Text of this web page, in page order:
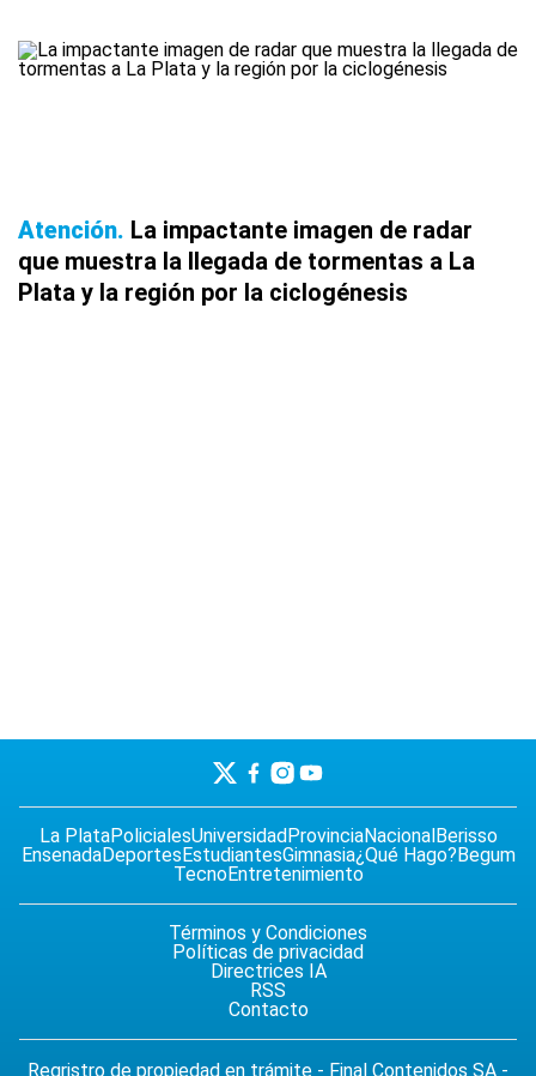
Atención La impactante imagen de radar
que muestra la llegada de tormentas a La
Plata y la región por la ciclogénesis
La PlataPolicialesUniversidadProvinciaNacionalBerisso
EnsenadaDeportesEstudiantesGimnasia¿Qué Hago?Begum
TecnoEntretenimiento
Términos y Condiciones
Políticas de privacidad
Directrices IA
RSS
Contacto
Regristro de propiedad en trámite - Final Contenidos SA -